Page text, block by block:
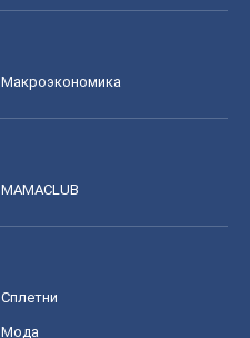
Mакроэкономика
MAMACLUB
Сплетни
Мода